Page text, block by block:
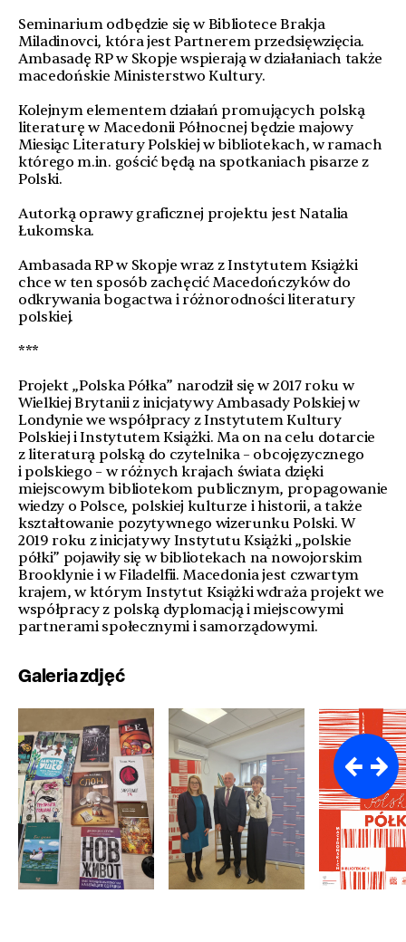
Seminarium odbędzie się w Bibliotece Brakja
Miladinovci, która jest Partnerem przedsięwzięcia.
Ambasadę RP w Skopje wspierają w działaniach także
macedońskie Ministerstwo Kultury.
Kolejnym elementem działań promujących polską
literaturę w Macedonii Północnej będzie majowy
Miesiąc Literatury Polskiej w bibliotekach, w ramach
którego m.in. gościć będą na spotkaniach pisarze z
Polski.
Autorką oprawy graficznej projektu jest Natalia
Łukomska.
Ambasada RP w Skopje wraz z Instytutem Książki
chce w ten sposób zachęcić Macedończyków do
odkrywania bogactwa i różnorodności literatury
polskiej.
***
Projekt „Polska Półka” narodził się w 2017 roku w
Wielkiej Brytanii z inicjatywy Ambasady Polskiej w
Londynie we współpracy z Instytutem Kultury
Polskiej i Instytutem Książki. Ma on na celu dotarcie
z literaturą polską do czytelnika – obcojęzycznego
i polskiego – w różnych krajach świata dzięki
miejscowym bibliotekom publicznym, propagowanie
wiedzy o Polsce, polskiej kulturze i historii, a także
kształtowanie pozytywnego wizerunku Polski. W
2019 roku z inicjatywy Instytutu Książki „polskie
półki” pojawiły się w bibliotekach na nowojorskim
Brooklynie i w Filadelfii. Macedonia jest czwartym
krajem, w którym Instytut Książki wdraża projekt we
współpracy z polską dyplomacją i miejscowymi
partnerami społecznymi i samorządowymi.
Galeria zdjęć